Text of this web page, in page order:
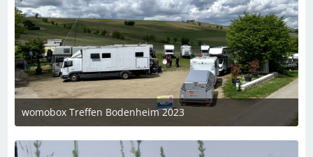
womobox Treffen Bodenheim 2023
6. Mai 2023 um 13:28
1